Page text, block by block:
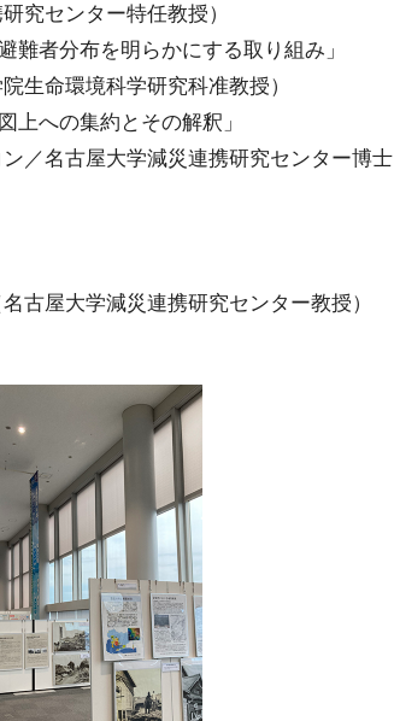
ター特任教授）
者分布を明らかにする取り組み」
境科学研究科准教授）
への集約とその解釈」
屋大学減災連携研究センター博士
減災連携研究センター教授）